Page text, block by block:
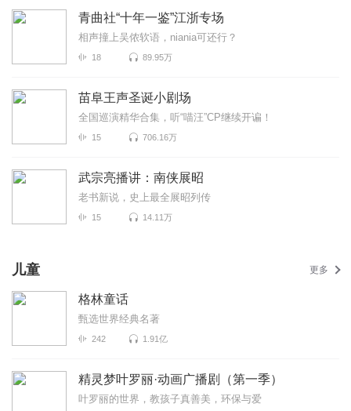
青曲社“十年一鉴”江浙专场
相声撞上吴侬软语，niania可还行？
18 89.95万
苗阜王声圣诞小剧场
全国巡演精华合集，听“喵汪”CP继续开谝！
15 706.16万
武宗亮播讲：南侠展昭
老书新说，史上最全展昭列传
15 14.11万
儿童 更多
格林童话
甄选世界经典名著
242 1.91亿
精灵梦叶罗丽·动画广播剧（第一季）
叶罗丽的世界，教孩子真善美，环保与爱